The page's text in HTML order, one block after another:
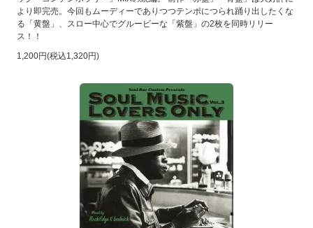
より即完売。今回もムーディーでありつつテンポにつられ踊り出したくな
る「黄盤」、スロー中心でグルービーな「紫盤」の2枚を同時リリー
ス！！
1,200円(税込1,320円)